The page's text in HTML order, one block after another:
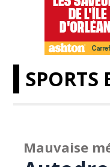
SPORTS
Mauvaise